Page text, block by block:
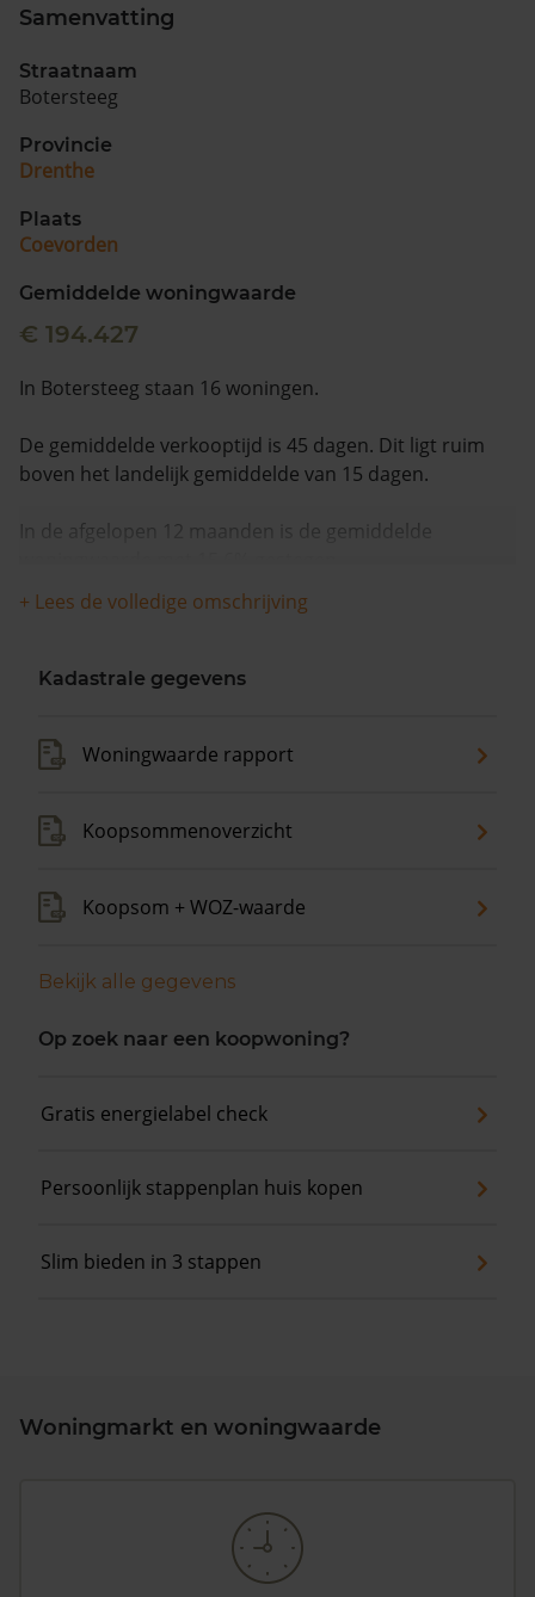
Samenvatting
Straatnaam
Botersteeg
Provincie
Drenthe
Plaats
Coevorden
Gemiddelde woningwaarde
€ 194.427
In Botersteeg staan 16 woningen.
De gemiddelde verkooptijd is 45 dagen. Dit ligt ruim
boven het landelijk gemiddelde van 15 dagen.
In de afgelopen 12 maanden is de gemiddelde
+ Lees de volledige omschrijving
Kadastrale gegevens
Woningwaarde rapport
Koopsommenoverzicht
Koopsom + WOZ-waarde
Bekijk alle gegevens
Op zoek naar een koopwoning?
Gratis energielabel check
Persoonlijk stappenplan huis kopen
Slim bieden in 3 stappen
Woningmarkt en woningwaarde